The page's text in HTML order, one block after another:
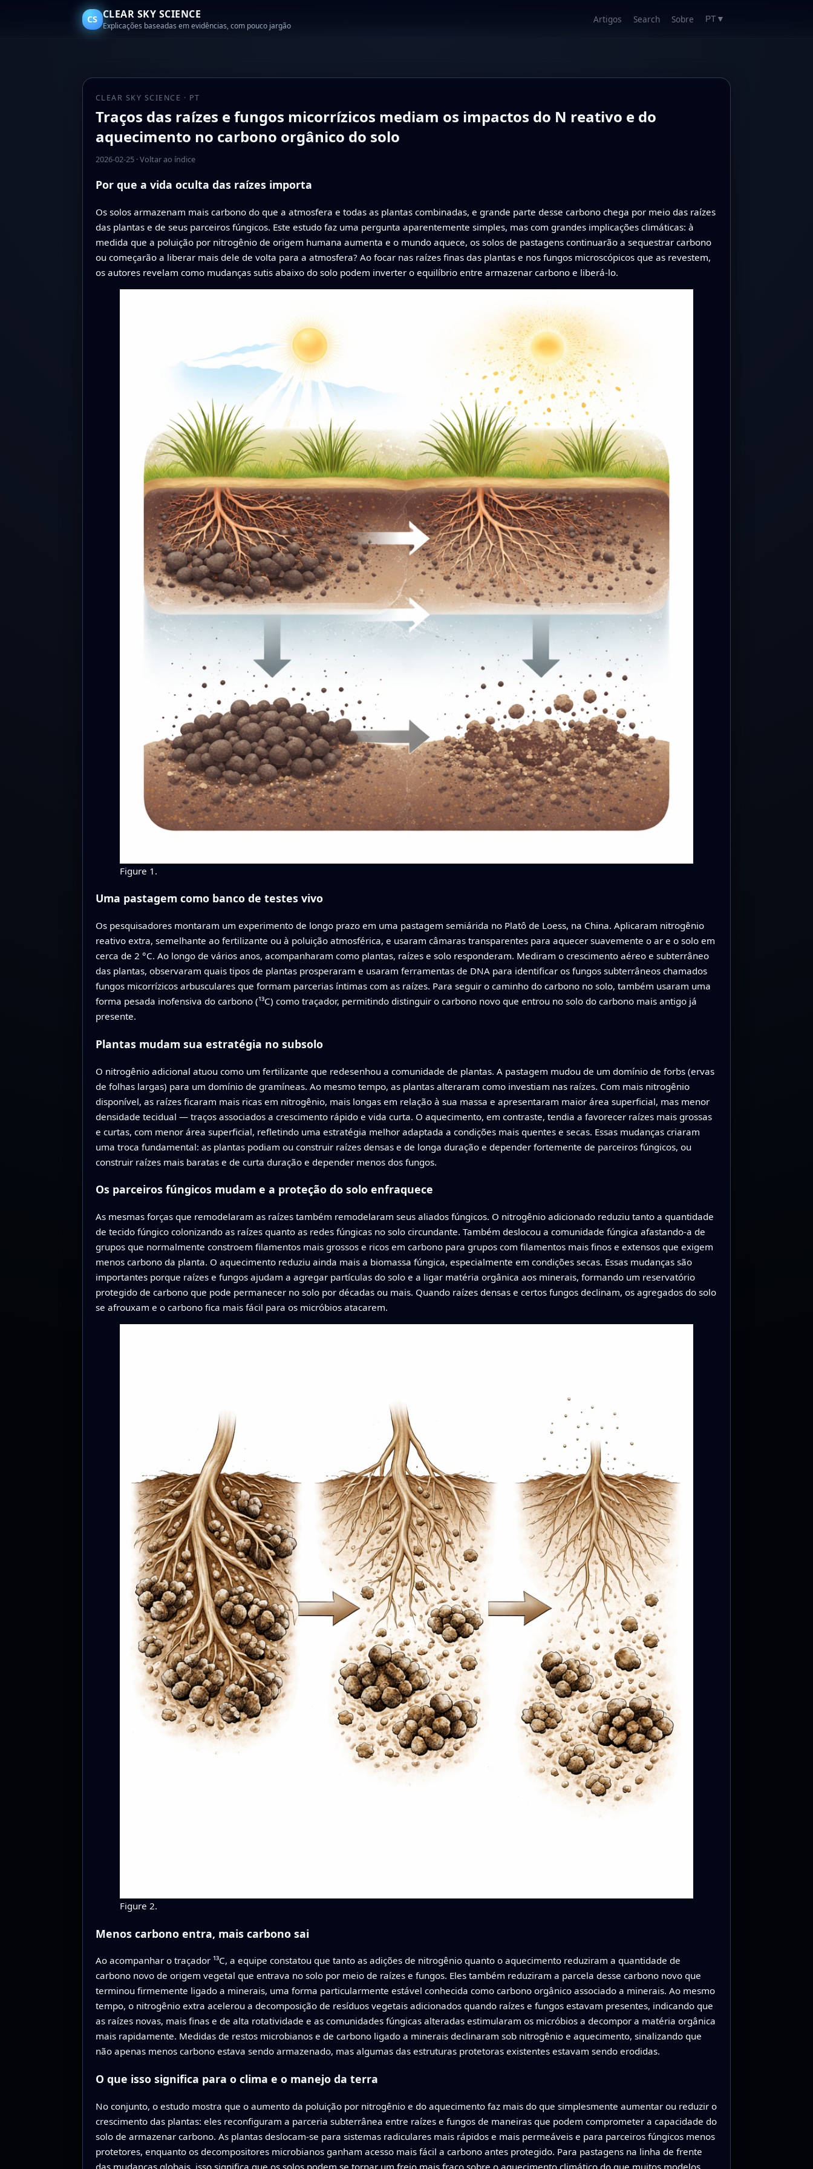
CS CLEAR SKY SCIENCE
Explicações baseadas em evidências, com pouco jargão
Artigos Search Sobre PT ▼
CLEAR SKY SCIENCE · PT
Traços das raízes e fungos micorrízicos mediam os impactos do N reativo e do
aquecimento no carbono orgânico do solo
2026-02-25·Voltar ao índice
Por que a vida oculta das raízes importa
Os solos armazenam mais carbono do que a atmosfera e todas as plantas combinadas, e grande parte desse carbono chega por meio das raízes
das plantas e de seus parceiros fúngicos. Este estudo faz uma pergunta aparentemente simples, mas com grandes implicações climáticas: à
medida que a poluição por nitrogênio de origem humana aumenta e o mundo aquece, os solos de pastagens continuarão a sequestrar carbono
ou começarão a liberar mais dele de volta para a atmosfera? Ao focar nas raízes finas das plantas e nos fungos microscópicos que as revestem,
os autores revelam como mudanças sutis abaixo do solo podem inverter o equilíbrio entre armazenar carbono e liberá‑lo.
Figure 1.
Uma pastagem como banco de testes vivo
Os pesquisadores montaram um experimento de longo prazo em uma pastagem semiárida no Platô de Loess, na China. Aplicaram nitrogênio
reativo extra, semelhante ao fertilizante ou à poluição atmosférica, e usaram câmaras transparentes para aquecer suavemente o ar e o solo em
cerca de 2 °C. Ao longo de vários anos, acompanharam como plantas, raízes e solo responderam. Mediram o crescimento aéreo e subterrâneo
das plantas, observaram quais tipos de plantas prosperaram e usaram ferramentas de DNA para identificar os fungos subterrâneos chamados
fungos micorrízicos arbusculares que formam parcerias íntimas com as raízes. Para seguir o caminho do carbono no solo, também usaram uma
forma pesada inofensiva do carbono (¹³C) como traçador, permitindo distinguir o carbono novo que entrou no solo do carbono mais antigo já
presente.
Plantas mudam sua estratégia no subsolo
O nitrogênio adicional atuou como um fertilizante que redesenhou a comunidade de plantas. A pastagem mudou de um domínio de forbs (ervas
de folhas largas) para um domínio de gramíneas. Ao mesmo tempo, as plantas alteraram como investiam nas raízes. Com mais nitrogênio
disponível, as raízes ficaram mais ricas em nitrogênio, mais longas em relação à sua massa e apresentaram maior área superficial, mas menor
densidade tecidual — traços associados a crescimento rápido e vida curta. O aquecimento, em contraste, tendia a favorecer raízes mais grossas
e curtas, com menor área superficial, refletindo uma estratégia melhor adaptada a condições mais quentes e secas. Essas mudanças criaram
uma troca fundamental: as plantas podiam ou construir raízes densas e de longa duração e depender fortemente de parceiros fúngicos, ou
construir raízes mais baratas e de curta duração e depender menos dos fungos.
Os parceiros fúngicos mudam e a proteção do solo enfraquece
As mesmas forças que remodelaram as raízes também remodelaram seus aliados fúngicos. O nitrogênio adicionado reduziu tanto a quantidade
de tecido fúngico colonizando as raízes quanto as redes fúngicas no solo circundante. Também deslocou a comunidade fúngica afastando‑a de
grupos que normalmente constroem filamentos mais grossos e ricos em carbono para grupos com filamentos mais finos e extensos que exigem
menos carbono da planta. O aquecimento reduziu ainda mais a biomassa fúngica, especialmente em condições secas. Essas mudanças são
importantes porque raízes e fungos ajudam a agregar partículas do solo e a ligar matéria orgânica aos minerais, formando um reservatório
protegido de carbono que pode permanecer no solo por décadas ou mais. Quando raízes densas e certos fungos declinam, os agregados do solo
se afrouxam e o carbono fica mais fácil para os micróbios atacarem.
Figure 2.
Menos carbono entra, mais carbono sai
Ao acompanhar o traçador ¹³C, a equipe constatou que tanto as adições de nitrogênio quanto o aquecimento reduziram a quantidade de
carbono novo de origem vegetal que entrava no solo por meio de raízes e fungos. Eles também reduziram a parcela desse carbono novo que
terminou firmemente ligado a minerais, uma forma particularmente estável conhecida como carbono orgânico associado a minerais. Ao mesmo
tempo, o nitrogênio extra acelerou a decomposição de resíduos vegetais adicionados quando raízes e fungos estavam presentes, indicando que
as raízes novas, mais finas e de alta rotatividade e as comunidades fúngicas alteradas estimularam os micróbios a decompor a matéria orgânica
mais rapidamente. Medidas de restos microbianos e de carbono ligado a minerais declinaram sob nitrogênio e aquecimento, sinalizando que
não apenas menos carbono estava sendo armazenado, mas algumas das estruturas protetoras existentes estavam sendo erodidas.
O que isso significa para o clima e o manejo da terra
No conjunto, o estudo mostra que o aumento da poluição por nitrogênio e do aquecimento faz mais do que simplesmente aumentar ou reduzir o
crescimento das plantas: eles reconfiguram a parceria subterrânea entre raízes e fungos de maneiras que podem comprometer a capacidade do
solo de armazenar carbono. As plantas deslocam‑se para sistemas radiculares mais rápidos e mais permeáveis e para parceiros fúngicos menos
protetores, enquanto os decompositores microbianos ganham acesso mais fácil a carbono antes protegido. Para pastagens na linha de frente
das mudanças globais, isso significa que os solos podem se tornar um freio mais fraco sobre o aquecimento climático do que muitos modelos